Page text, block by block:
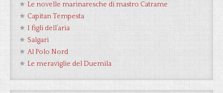
Le novelle marinaresche di mastro Catrame
Capitan Tempesta
I figli dell’aria
Salgari
Al Polo Nord
Le meraviglie del Duemila